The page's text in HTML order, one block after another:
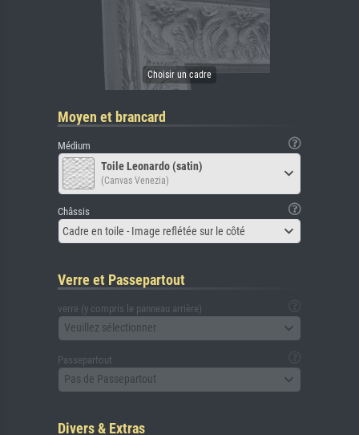
Moyen et brancard
Médium
Toile Leonardo (satin)
(Canvas Venezia)
Châssis
Cadre en toile - Image reflétée sur le côté
Verre et Passepartout
verre (y compris le panneau arrière)
Veuillez sélectionner
Passepartout
Pas de Passepartout
Divers & Extras